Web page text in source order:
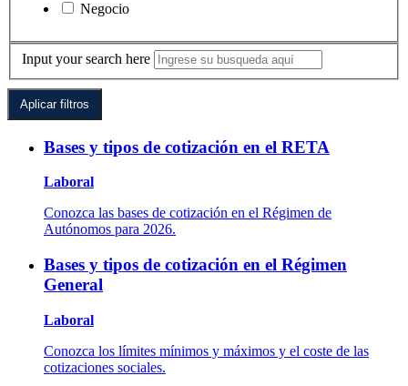
Negocio
Input your search here
Bases y tipos de cotización en el RETA
Laboral
Conozca las bases de cotización en el Régimen de
Autónomos para 2026.
Bases y tipos de cotización en el Régimen
General
Laboral
Conozca los límites mínimos y máximos y el coste de las
cotizaciones sociales.